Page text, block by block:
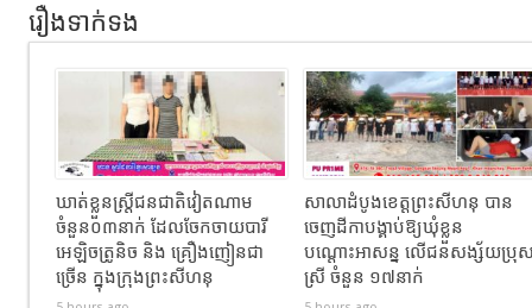
រឿងទាក់ទង
ឃាត់ខ្លួនស្ត្រីជនជាតិវៀតណាម
ចំនួន០៣នាក់ ដែលចែកចាយបារី
អេឡិចត្រូនិច និង គ្រឿងញៀនជា
ច្រើន ក្នុងក្រុងព្រះសីហនុ
សាលាដំបូងខេត្ដព្រះសីហនុ បាន
ចេញដីកាបង្គាប់ឱ្យឃុំខ្លួន
បណ្ដោះអាសន្ន លើជនសង្ស័យប្រុ
ស្រី ចំនួន ១៧នាក់